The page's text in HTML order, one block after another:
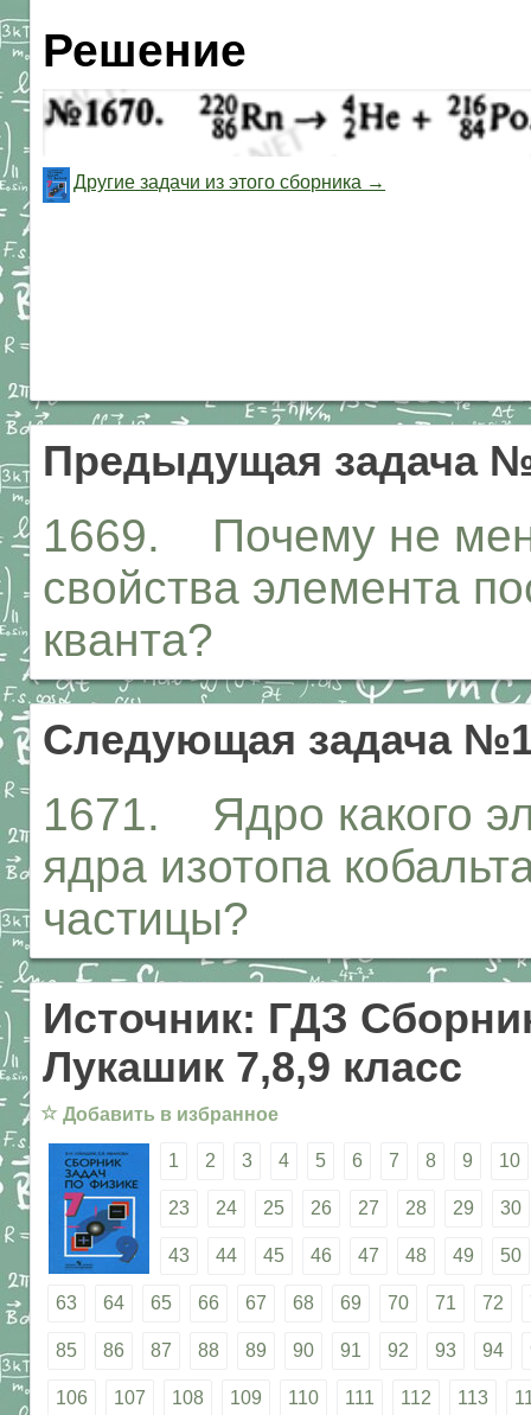
Решение
Другие задачи из этого сборника →
Предыдущая задача
1669. Почему не
свойства элемента
кванта?
Следующая задача
1671. Ядро какого
ядра изотопа
частицы?
Источник: ГДЗ
Лукашик 7,8,9 класс
☆ Добавить в избранное
1 2 3 4 5 6 7 8 9 10
23 24 25 26 27 28 29 30
43 44 45 46 47 48 49 50
63 64 65 66 67 68 69 70 71 72
85 86 87 88 89 90 91 92 93 94
106 107 108 109 110 111 112 113